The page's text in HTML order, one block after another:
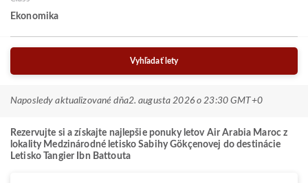
Ekonomika
Vyhľadať lety
Naposledy aktualizované dňa2. augusta 2026 o 23:30 GMT+0
Rezervujte si a získajte najlepšie ponuky letov Air Arabia Maroc z
lokality Medzinárodné letisko Sabihy Gökçenovej do destinácie
Letisko Tangier Ibn Battouta